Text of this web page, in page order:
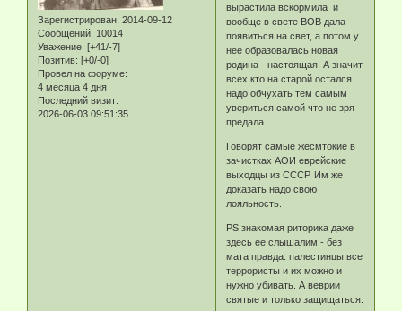
Зарегистрирован: 2014-09-12
Сообщений: 10014
Уважение: [+41/-7]
Позитив: [+0/-0]
Провел на форуме:
4 месяца 4 дня
Последний визит:
2026-06-03 09:51:35
вырастила вскормила и
вообще в свете ВОВ дала
появиться на свет, а потом у
нее образовалась новая
родина - настоящая. А значит
всех кто на старой остался
надо обчухать тем самым
увериться самой что не зря
предала.
Говорят самые жесмтокие в
зачистках АОИ еврейские
выходцы из СССР. Им же
доказать надо свою
лояльность.
PS знакомая риторика даже
здесь ее слышалим - без
мата правда. палестинцы все
террористы и их можно и
нужно убивать. А веврии
святые и только защищаться.